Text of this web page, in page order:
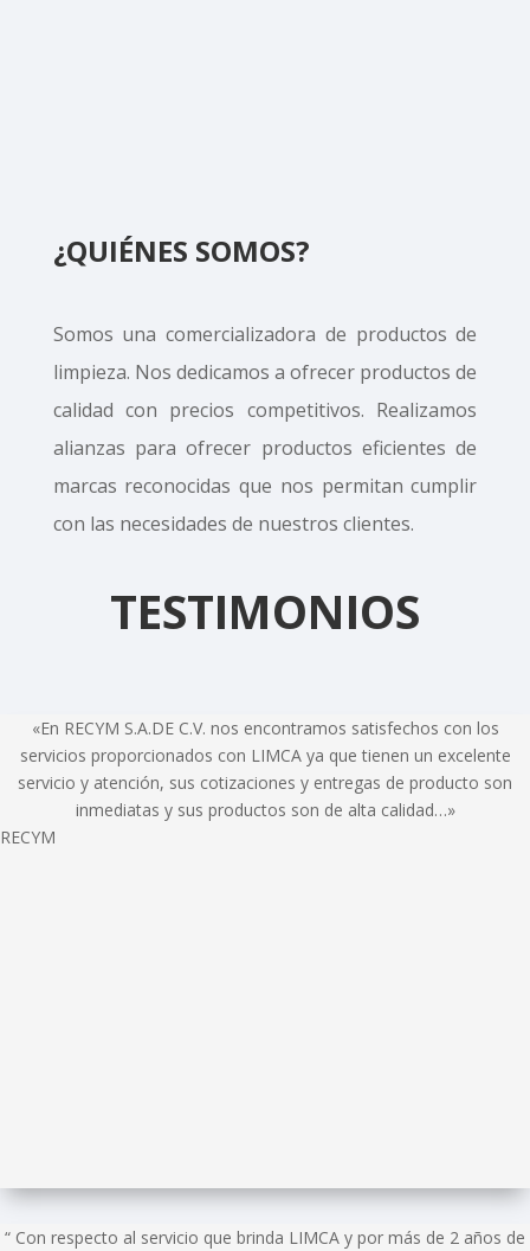
¿QUIÉNES SOMOS?
Somos una comercializadora de productos de
limpieza. Nos dedicamos a ofrecer productos de
calidad con precios competitivos. Realizamos
alianzas para ofrecer productos eficientes de
marcas reconocidas que nos permitan cumplir
con las necesidades de nuestros clientes.
TESTIMONIOS
«En RECYM S.A.DE C.V. nos encontramos satisfechos con los
servicios proporcionados con LIMCA ya que tienen un excelente
servicio y atención, sus cotizaciones y entregas de producto son
inmediatas y sus productos son de alta calidad…»
RECYM
“ Con respecto al servicio que brinda LIMCA y por más de 2 años de